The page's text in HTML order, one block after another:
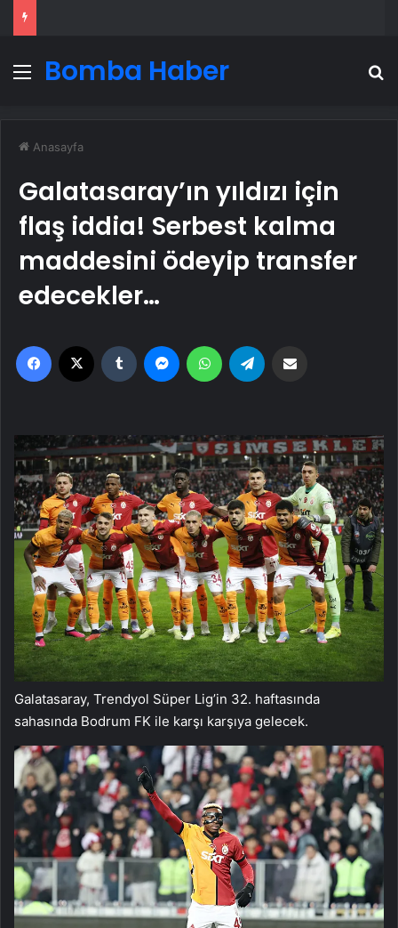
Menü
Bomba Haber
Anasayfa
Galatasaray’ın yıldızı için
flaş iddia! Serbest kalma
maddesini ödeyip transfer
edecekler…
Facebook Tumblr MessengerWhatsApp
Galatasaray, Trendyol Süper Lig’in 32. haftasında
sahasında Bodrum FK ile karşı karşıya gelecek.